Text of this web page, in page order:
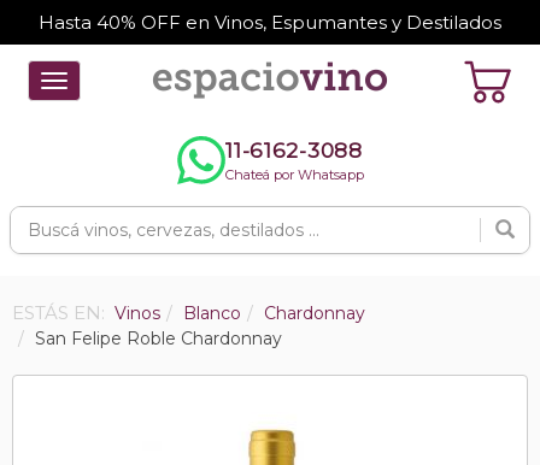
Hasta 40% OFF en Vinos, Espumantes y Destilados
Toggle
navigation
11-6162-3088
Chateá por Whatsapp
ESTÁS EN: Vinos Blanco
Chardonnay
San Felipe Roble Chardonnay